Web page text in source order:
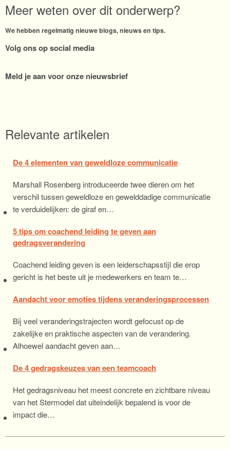
Meer weten over dit onderwerp?
We hebben regelmatig nieuwe blogs, nieuws en tips.
Volg ons op social media
Meld je aan voor onze nieuwsbrief
Relevante artikelen
De 4 elementen van geweldloze communicatie
Marshall Rosenberg introduceerde twee dieren om het
verschil tussen geweldloze en gewelddadige communicatie
te verduidelijken: de giraf en…
5 tips om coachend leiding te geven aan
gedragsverandering
Coachend leiding geven is een leiderschapsstijl die erop
gericht is het beste uit je medewerkers en team te…
Aandacht voor emoties tijdens veranderingsprocessen
Bij veel veranderingstrajecten wordt gefocust op de
zakelijke en praktische aspecten van de verandering.
Alhoewel aandacht geven aan…
De 4 gedragskeuzes van een teamcoach
Het gedragsniveau het meest concrete en zichtbare niveau
van het Stermodel dat uiteindelijk bepalend is voor de
impact die…